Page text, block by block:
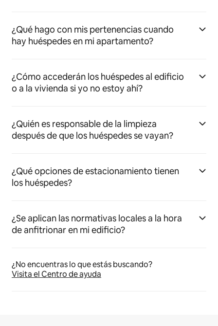
¿Qué hago con mis pertenencias cuando
hay huéspedes en mi apartamento?
¿Cómo accederán los huéspedes al edificio
o a la vivienda si yo no estoy ahí?
¿Quién es responsable de la limpieza
después de que los huéspedes se vayan?
¿Qué opciones de estacionamiento tienen
los huéspedes?
¿Se aplican las normativas locales a la hora
de anfitrionar en mi edificio?
¿No encuentras lo que estás buscando?
Visita el Centro de ayuda